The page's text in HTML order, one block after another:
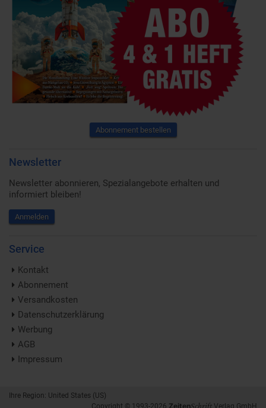
Abonnement bestellen
Newsletter
Newsletter abonnieren, Spezialangebote erhalten und
informiert bleiben!
Anmelden
Service
Kontakt
Abonnement
Versandkosten
Datenschutzerklärung
Werbung
AGB
Impressum
Ihre Region: United States (US)
Copyright © 1993-2026 ZeitenSchrift Verlag GmbH